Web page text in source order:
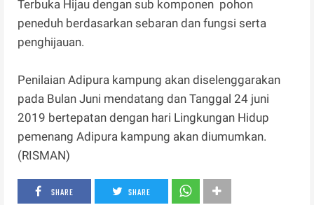
Terbuka Hijau dengan sub komponen pohon
peneduh berdasarkan sebaran dan fungsi serta
penghijauan.
Penilaian Adipura kampung akan diselenggarakan
pada Bulan Juni mendatang dan Tanggal 24 juni
2019 bertepatan dengan hari Lingkungan Hidup
pemenang Adipura kampung akan diumumkan.
(RISMAN)
SHARE SHARE